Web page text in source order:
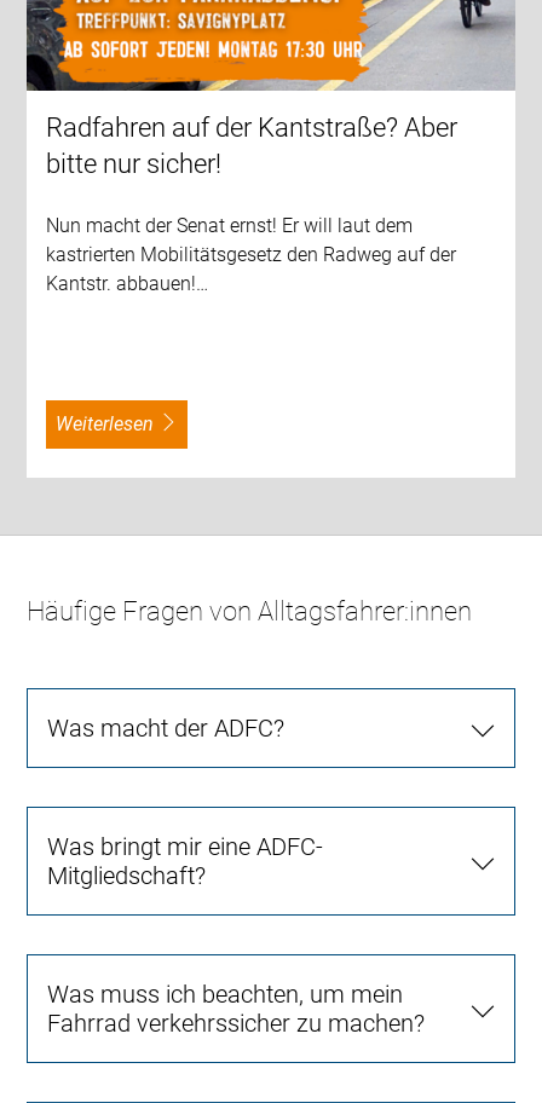
Radfahren auf der Kantstraße? Aber
bitte nur sicher!
Nun macht der Senat ernst! Er will laut dem
kastrierten Mobilitätsgesetz den Radweg auf der
Kantstr. abbauen!…
weiterlesen
Häufige Fragen von Alltagsfahrer:innen
Was macht der ADFC?
Was bringt mir eine ADFC-
Mitgliedschaft?
Was muss ich beachten, um mein
Fahrrad verkehrssicher zu machen?